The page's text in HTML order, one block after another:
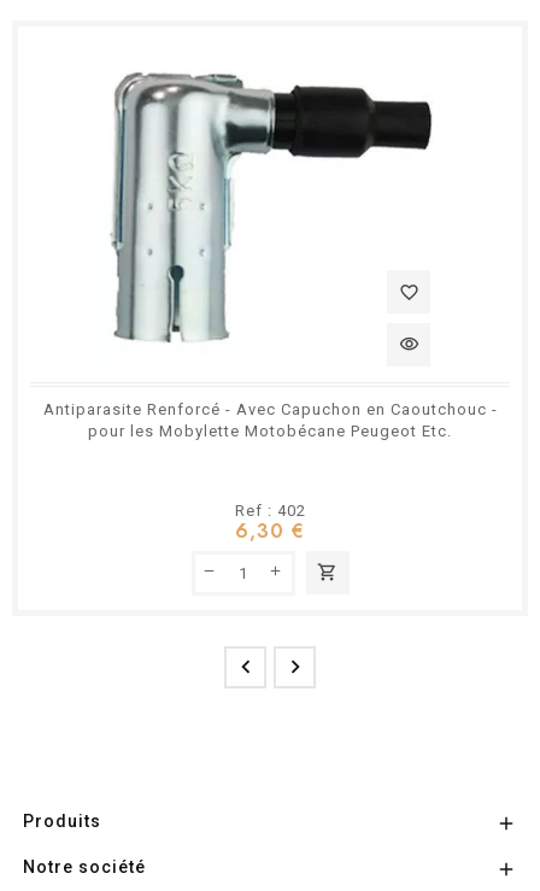
favorite_border
visibility
Antiparasite Renforcé - Avec Capuchon en Caoutchouc -
pour les Mobylette Motobécane Peugeot Etc.
Ref : 402
6,30 €
shopping_cart
 
Produits 
Notre société 